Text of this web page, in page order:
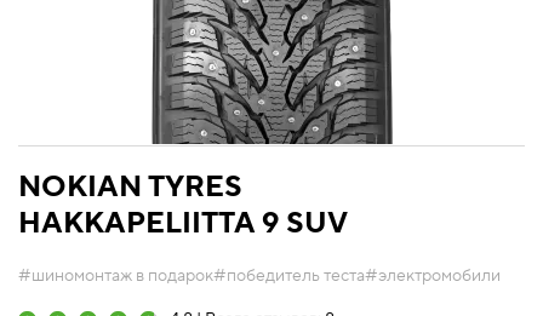
NOKIAN TYRES
HAKKAPELIITTA 9 SUV
#шиномонтаж в подарок#победитель теста#электромобили